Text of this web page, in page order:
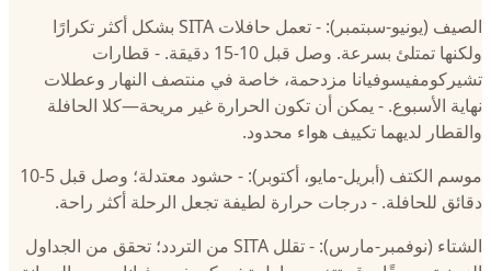
الصيف (يونيو-سبتمبر): - تعمل حافلات SITA بشكل أكثر تكرارًا
ولكنها تمتلئ بسرعة. وصل قبل 10-15 دقيقة. - قطارات
تشيركومفيسوفيانا مزدحمة، خاصة في منتصف النهار وعطلات
نهاية الأسبوع. - يمكن أن تكون الحرارة غير مريحة—كلا الحافلة
والقطار لديهما تكييف هواء محدود.
موسم الكتف (أبريل-مايو، أكتوبر): - حشود معتدلة؛ وصل قبل 5-10
دقائق للحافلة. - درجات حرارة لطيفة تجعل الرحلة أكثر راحة.
الشتاء (نوفمبر-مارس): - تقلل SITA من التردد؛ تحقق من الجداول